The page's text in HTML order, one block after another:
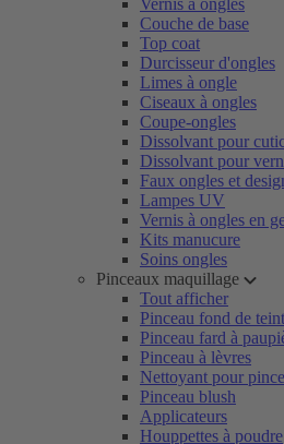
Vernis à ongles
Couche de base
Top coat
Durcisseur d'ongles
Limes à ongle
Ciseaux à ongles
Coupe-ongles
Dissolvant pour
Dissolvant pour
Faux ongles et
Lampes UV
Vernis à ongles en
Kits manucure
Soins ongles
Pinceaux maquillage
Tout afficher
Pinceau fond de teint
Pinceau fard à
Pinceau à lèvres
Nettoyant pour
Pinceau blush
Applicateurs
Houppettes à poudre